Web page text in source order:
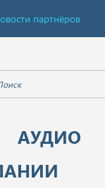
партнёров
АУДИО